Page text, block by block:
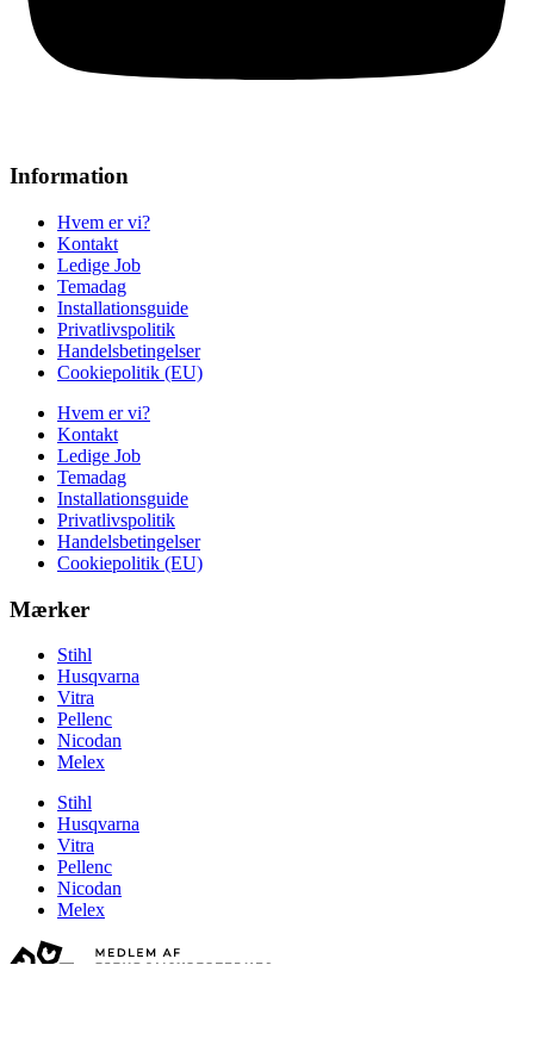
Information
Hvem er vi?
Kontakt
Ledige Job
Temadag
Installationsguide
Privatlivspolitik
Handelsbetingelser
Cookiepolitik (EU)
Hvem er vi?
Kontakt
Ledige Job
Temadag
Installationsguide
Privatlivspolitik
Handelsbetingelser
Cookiepolitik (EU)
Mærker
Stihl
Husqvarna
Vitra
Pellenc
Nicodan
Melex
Stihl
Husqvarna
Vitra
Pellenc
Nicodan
Melex